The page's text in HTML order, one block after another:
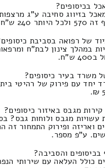
בכיסופים?
בזיווג סחיבה ע"ג
ש"ח.
של רפואה בסביבת
במהלך צינון לבת"ח
ש"ח.
משרד בעיר כיסופים?
יחד עם פירוק של רהיטי
מגבס באיזור כיסופים?
עשויות מגבס ולוחות גבס?
ואריזה ופירוק התמחור זה
והסביבה?
כולל העלאה עם שירותי